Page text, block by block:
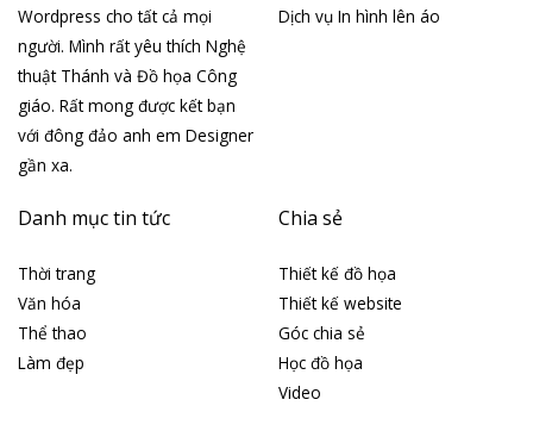
Wordpress cho tất cả mọi
người. Mình rất yêu thích Nghệ
thuật Thánh và Đồ họa Công
giáo. Rất mong được kết bạn
với đông đảo anh em Designer
gần xa.
Dịch vụ In hình lên áo
Danh mục tin tức
Thời trang
Văn hóa
Thể thao
Làm đẹp
Chia sẻ
Thiết kế đồ họa
Thiết kế website
Góc chia sẻ
Học đồ họa
Video